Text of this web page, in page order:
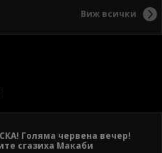
Виж всички
Голяма червена вечер!
сгазиха Макаби